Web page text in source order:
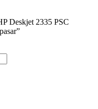
Deskjet 2335 PSC